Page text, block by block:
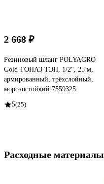
2 668 ₽
Резиновый шланг POLYAGRO
Gold ТОПАЗ ТЭП, 1/2", 25 м,
армированный, трёхслойный,
морозостойкий 7559325
5(25)
Расходные материалы